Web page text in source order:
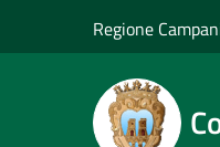
Regione